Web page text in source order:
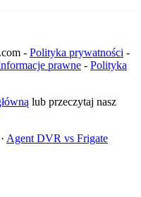
- Polityka prywatności -
prawne - Polityka
lub przeczytaj nasz
· Agent DVR vs Frigate